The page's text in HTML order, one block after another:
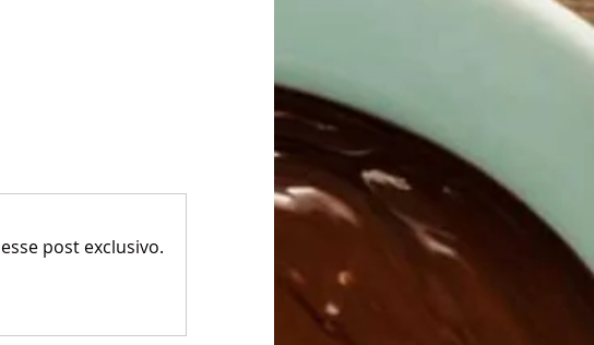
post exclusivo.